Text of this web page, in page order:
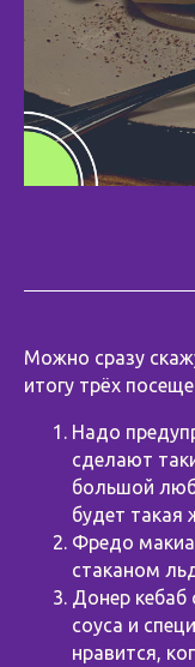
Можно сразу
итогу трёх
Надо
сделают
большой
будет такая
Фредо
стаканом
Донер
соуса и
нравится,